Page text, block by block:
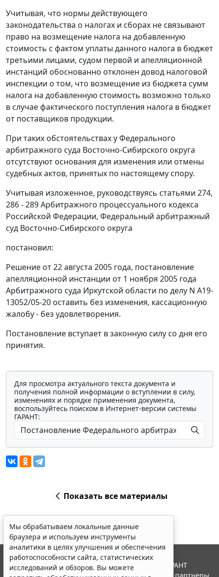
Учитывая, что нормы действующего
законодательства о налогах и сборах не связывают
право на возмещение налога на добавленную
стоимость с фактом уплаты данного налога в бюджет
третьими лицами, судом первой и апелляционной
инстанций обоснованно отклонен довод налоговой
инспекции о том, что возмещение из бюджета сумм
налога на добавленную стоимость возможно только
в случае фактического поступления налога в бюджет
от поставщиков продукции.
При таких обстоятельствах у Федерального
арбитражного суда Восточно-Сибирского округа
отсутствуют основания для изменения или отмены
судебных актов, принятых по настоящему спору.
Учитывая изложенное, руководствуясь статьями 274,
286 - 289Арбитражного процессуального кодекса
Российской Федерации, Федеральный арбитражный
суд Восточно-Сибирского округа
постановил:
Решение от 22 августа 2005 года, постановление
апелляционной инстанции от 1 ноября 2005 года
Арбитражного суда Иркутской области по делу N А19-
13052/05-20 оставить без изменения, кассационную
жалобу - без удовлетворения.
Постановление вступает в законную силу со дня его
принятия.
Для просмотра актуального текста документа и
получения полной информации о вступлении в силу,
изменениях и порядке применения документа,
воспользуйтесь поиском в Интернет-версии системы
ГАРАНТ:
Показать все материалы
Мы обрабатываем локальные данные
браузера и используем инструменты
аналитики в целях улучшения и обеспечения
работоспособности сайта, статистических
исследований и обзоров. Вы можете
© ООО "НПП "ГАРАНТ-СЕРВИС", 2026. Система ГАРАНТ